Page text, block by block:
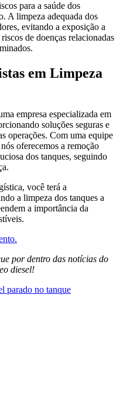
para a saúde dos
A limpeza adequada dos
evitando a exposição a
de doenças relacionadas
em Limpeza
empresa especializada em
soluções seguras e
operações. Com uma equipe
oferecemos a remoção
dos tanques, seguindo
você terá a
a limpeza dos tanques a
a importância da
por dentro das notícias do
diesel!
parado no tanque